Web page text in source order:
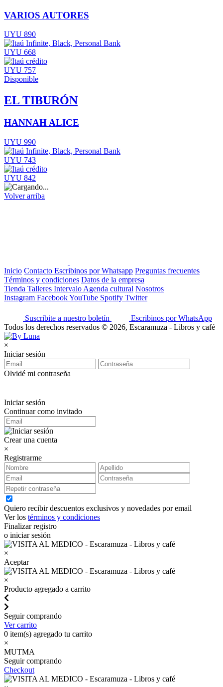
VARIOS AUTORES
UYU 890
UYU 668
UYU 757
Disponible
EL TIBURÓN
HANNAH ALICE
UYU 990
UYU 743
UYU 842
Volver arriba
Inicio Contacto Escribinos por Whatsapp Preguntas frecuentes
Términos y condiciones Datos de la empresa
Tienda Talleres Intervalo Agenda cultural Nosotros
Instagram FacebookYouTube Spotify Twitter
Suscribite a nuestro boletín
Escribinos por WhatsApp
Todos los derechos reservados © 2026, Escaramuza - Libros y café
×
Iniciar sesión
Olvidé mi contraseña
Iniciar sesión
Continuar como invitado
Crear una cuenta
×
Registrarme
Quiero recibir descuentos exclusivos y novedades por email
Ver los términos y condiciones
Finalizar registro
o iniciar sesión
×
Aceptar
×
Producto agregado a carrito
Seguir comprando
Ver carrito
0 item(s) agregado tu carrito
×
MUTMA
Seguir comprando
Checkout